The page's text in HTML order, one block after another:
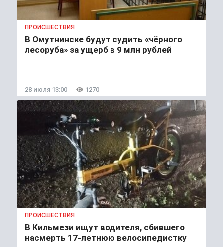
ПРОИСШЕСТВИЯ
В Омутнинске будут судить «чёрного
лесоруба» за ущерб в 9 млн рублей
28 июля 13:00 1270
ПРОИСШЕСТВИЯ
В Кильмези ищут водителя, сбившего
насмерть 17-летнюю велосипедистку